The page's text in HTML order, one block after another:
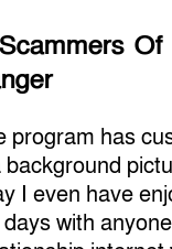
Of
program has
I even have
with